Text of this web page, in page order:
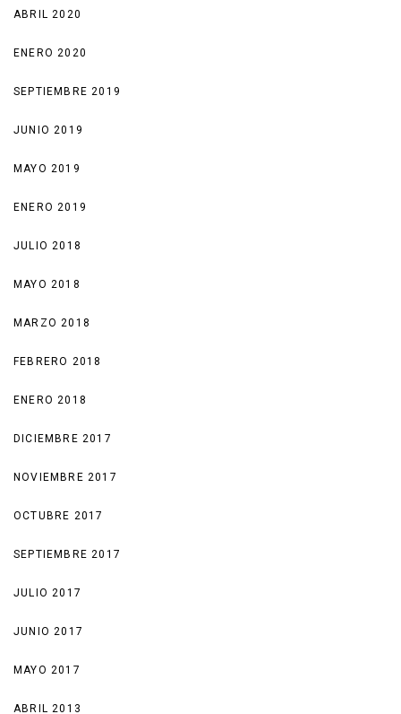
ABRIL 2020
ENERO 2020
SEPTIEMBRE 2019
JUNIO 2019
MAYO 2019
ENERO 2019
JULIO 2018
MAYO 2018
MARZO 2018
FEBRERO 2018
ENERO 2018
DICIEMBRE 2017
NOVIEMBRE 2017
OCTUBRE 2017
SEPTIEMBRE 2017
JULIO 2017
JUNIO 2017
MAYO 2017
ABRIL 2013